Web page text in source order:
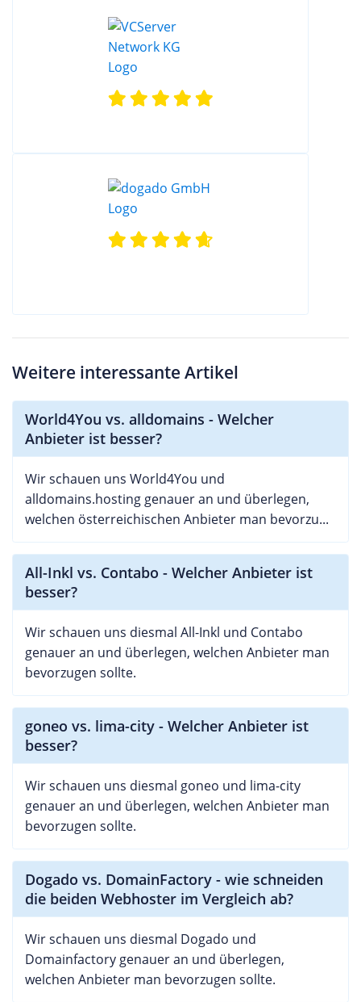
Weitere interessante Artikel
World4You vs. alldomains - Welcher
Anbieter ist besser?
Wir schauen uns World4You und
alldomains.hosting genauer an und überlegen,
welchen österreichischen Anbieter man bevorzu...
All-Inkl vs. Contabo - Welcher Anbieter ist
besser?
Wir schauen uns diesmal All-Inkl und Contabo
genauer an und überlegen, welchen Anbieter man
bevorzugen sollte.
goneo vs. lima-city - Welcher Anbieter ist
besser?
Wir schauen uns diesmal goneo und lima-city
genauer an und überlegen, welchen Anbieter man
bevorzugen sollte.
Dogado vs. DomainFactory - wie schneiden
die beiden Webhoster im Vergleich ab?
Wir schauen uns diesmal Dogado und
Domainfactory genauer an und überlegen,
welchen Anbieter man bevorzugen sollte.